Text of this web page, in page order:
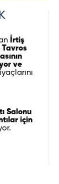
İrtiş
Tavros
ve
Salonu
için